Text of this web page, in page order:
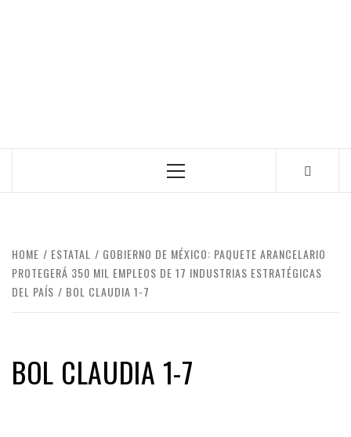
Primary
HOME ESTATAL
GOBIERNO DE MÉXICO: PAQUETE ARANCELARIO
PROTEGERÁ 350 MIL EMPLEOS DE 17 INDUSTRIAS ESTRATÉGICAS
DEL PAÍS
BOL CLAUDIA 1-7
BOL CLAUDIA 1-7